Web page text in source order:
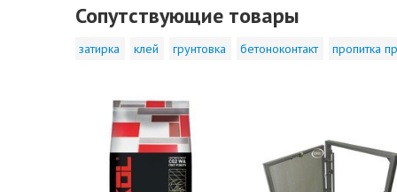
Сопутствующие товары
затирка клей грунтовка бетоноконтакт пропитка